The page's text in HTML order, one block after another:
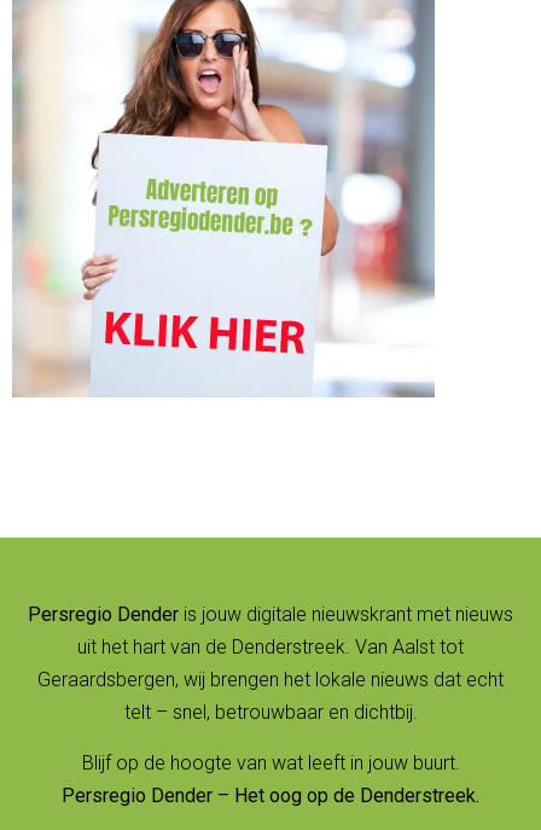
Persregio Dender is jouw digitale nieuwskrant met nieuws
uit het hart van de Denderstreek. Van Aalst tot
Geraardsbergen, wij brengen het lokale nieuws dat echt
telt – snel, betrouwbaar en dichtbij.
Blijf op de hoogte van wat leeft in jouw buurt.
Persregio Dender – Het oog op de Denderstreek.